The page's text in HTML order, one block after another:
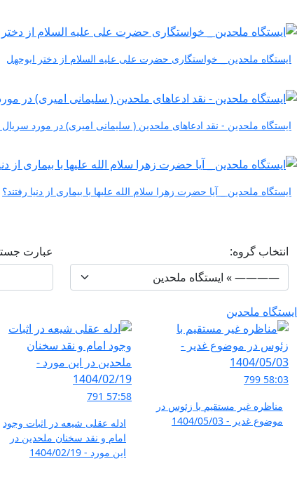
ایستگاه ملحدین _ خواستگاری حضرت علی علیه السلام از دختر ابوجهل
ایستگاه ملحدین - نقد ادعاهای ملحدین ( سلیمانی امیری) در مورد سریال
ایستگاه ملحدین _ آیا حضرت زهرا سلام الله علیها با بیماری از دنیا رفتند؟
انتخاب گروه: عبارت
ایستگاه ملحدین
58:03
799
مناظره غیر مستقیم با زئوس در
موضوع غدیر - 1404/05/03
57:58
791
ادله عقلی شیعه در اثبات وجود
امام و نقد سخنان ملحدین در
این مورد - 1404/02/19